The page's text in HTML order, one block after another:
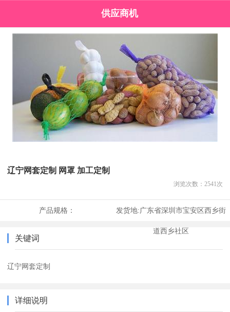
供应商机
辽宁网套定制 网罩 加工定制
浏览次数： 2541 次
产品规格： 发货地:广东省深圳市宝安区西乡街
道西乡社区
关键词
辽宁网套定制
详细说明